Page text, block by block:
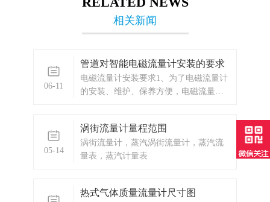
相关新闻
06-11
管道对智能电磁流量计安装的要求
电磁流量计安装要求1、为了电磁流量计
的安装、维护、保养方便，电磁流量计
辐射的场所3、流量计应安装在室内，如
安装在室外，应避免阳光直射，必要时
请安装防晒防水装置
05-14
涡街流量计量程范围
涡街流量计，蒸汽涡街流量计，蒸汽流
量表，蒸汽计量表
热式气体质量流量计尺寸图